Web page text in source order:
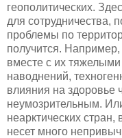
геополитических.
для сотрудничества,
проблемы по
получится. Например,
вместе с их
наводнений,
влияния на здоровье
неумозрительным.
неарктических
несет много